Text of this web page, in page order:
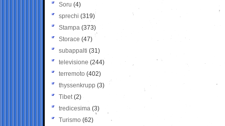
Soru (4)
sprechi (319)
Stampa (373)
Storace (47)
subappalti (31)
televisione(244)
terremoto (402)
thyssenkrupp (3)
Tibet(2)
tredicesima (3)
Turismo (62)